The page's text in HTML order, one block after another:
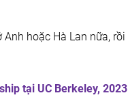
hoặc Hà Lan nữa, rồi
tại UC Berkeley, 2023